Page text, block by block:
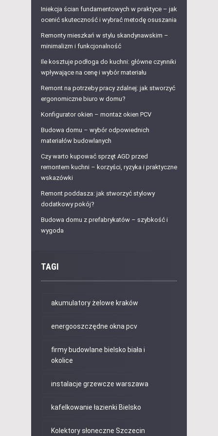
Iniekcja ścian fundamentowych w praktyce – jak
ocenić skuteczność i wybrać metodę osuszania
Remonty mieszkań w stylu skandynawskim –
minimalizm i funkcjonalność
Ile kosztuje podłoga do kuchni: główne czynniki
wpływające na cenę i wybór materiału
Remont na potrzeby pracy zdalnej: jak stworzyć
ergonomiczne biuro w domu?
Konfigurator okien – montaż okien PCV
Budowa domu – wybór odpowiednich
materiałów budowlanych
Czy warto kupować sprzęt AGD przed
remontem kuchni – korzyści, ryzyka i praktyczne
wskazówki
Remont poddasza: jak stworzyć stylowy
dodatkowy pokój?
Budowa domu z prefabrykatów – szybkość i
wygoda
TAGI
akumulatory żelowe kraków
energooszczędne okna pcv
firmy budowlane bielsko biała i
okolice
instalacje grzewcze warszawa
kafelkowanie łazienki Bielsko
Kolektory słoneczne Szczecin